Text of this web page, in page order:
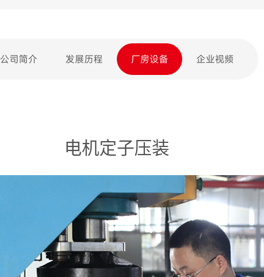
公司简介 发展历程 厂房设备 企业视频
电机定子压装